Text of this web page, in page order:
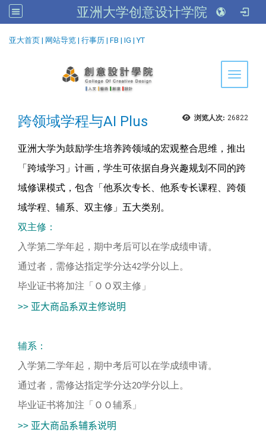
亚洲大学创意设计学院
亚大首页 | 网站导览 | 行事历 | FB | IG | YT
Toggle
浏览人次: 26822
跨领域学程与AI Plus
亚洲大学为鼓励学生培养跨领域的宏观整合思维，推出
「跨域学习」计画，学生可依据自身兴趣规划不同的跨
域修课模式，包含「他系次专长、他系专长课程、跨领
域学程、辅系、双主修」五大类别。
双主修：
入学第二学年起，期中考后可以在学成绩申请。
通过者，需修达指定学分达42学分以上。
毕业证书将加注「ＯＯ双主修」
>> 亚大商品系双主修说明
辅系：
入学第二学年起，期中考后可以在学成绩申请。
通过者，需修达指定学分达20学分以上。
毕业证书将加注「ＯＯ辅系」
>> 亚大商品系辅系说明